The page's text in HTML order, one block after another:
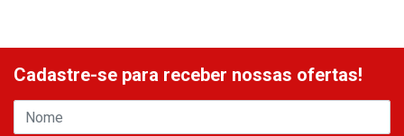
Cadastre-se para receber nossas ofertas!